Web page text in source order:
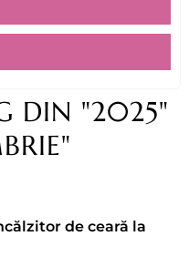
DIN "2025"
de ceară la